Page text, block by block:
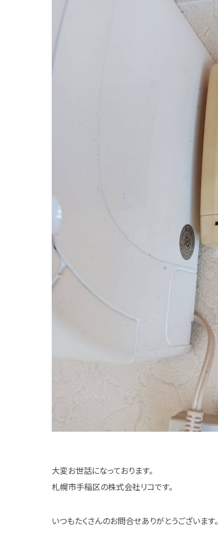
大変お世話になっております。
札幌市手稲区の株式会社リコです。
いつもたくさんのお問合せありがとうございます。